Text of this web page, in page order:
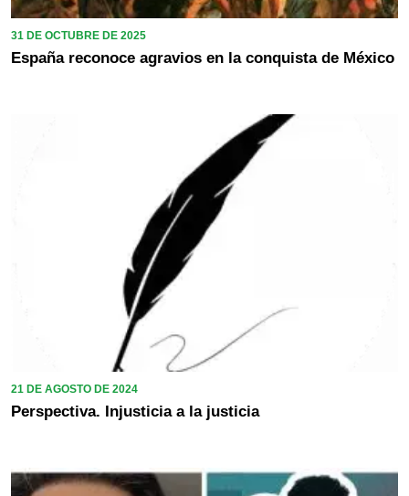
31 DE OCTUBRE DE 2025
España reconoce agravios en la conquista de México
21 DE AGOSTO DE 2024
Perspectiva. Injusticia a la justicia